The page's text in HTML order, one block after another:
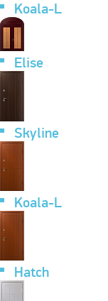
Koala-L
Elise
Skyline
Koala-L
Hatch